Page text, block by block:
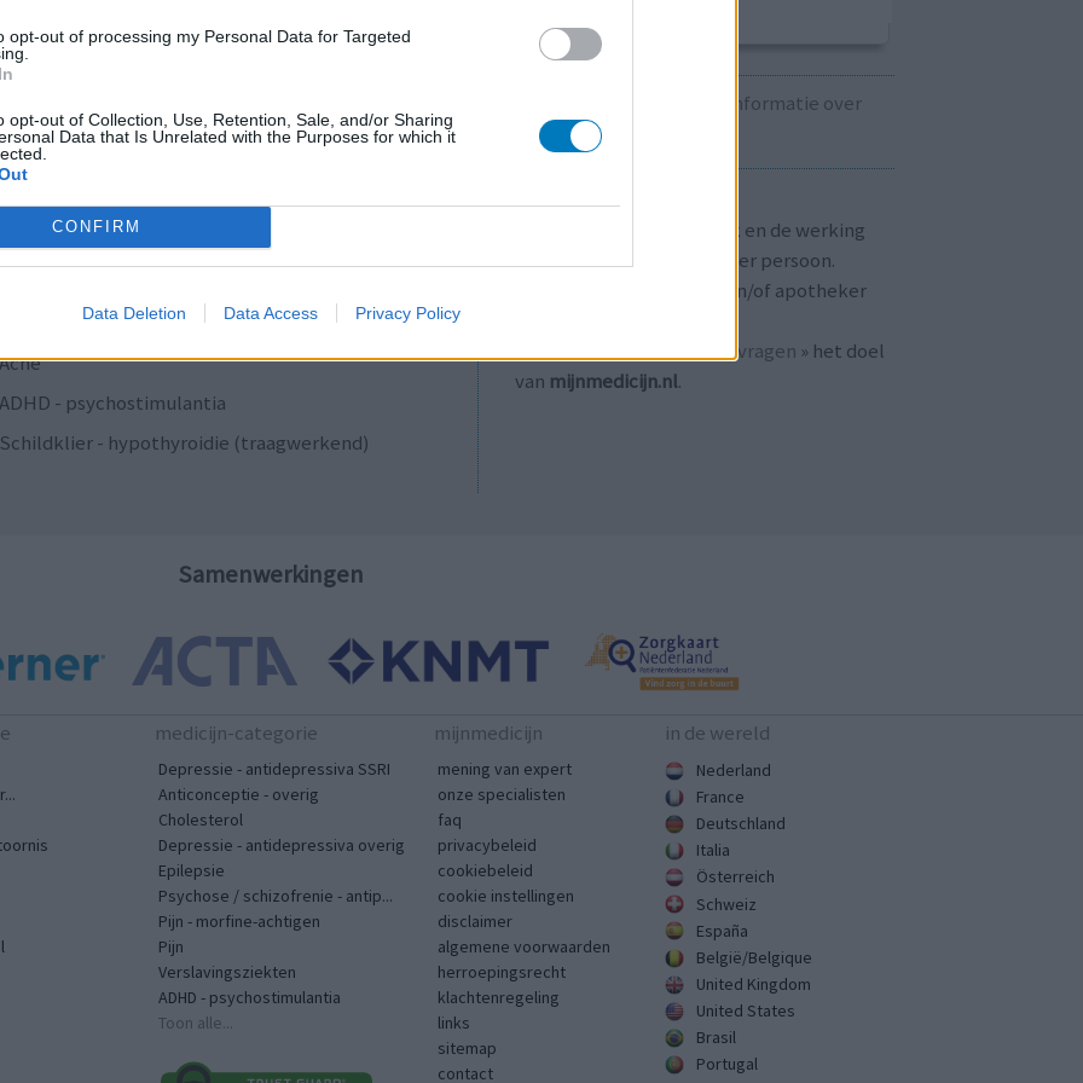
opt-out of processing my Personal Data for Targeted
opt-out of Collection, Use, Retention, Sale, and/or Sharing
Data that Is Unrelated with the Purposes for which it
CONFIRM
Data Deletion Data Access Privacy Policy
Antibiotica - penicillines breedspectrum
Verslavingsziekten
Diabetes (suikerziekte) - orale middelen
Anticonceptie - overig
Depressie - antidepressiva SSRI
ADHD - psychostimulantia
Antibiotica - penicillines breedspectrum
Acne
ADHD - psychostimulantia
Schildklier - hypothyroidie (traagwerkend)
Kijk hier voor informatie over
LET OP!
Ervaringen zijn persoonlijk en de werking
van medicijnen verschilt per persoon.
Raadpleeg altijd uw arts en/of apotheker
veelgestelde vragen » het doel
van mijnmedicijn.nl.
Samenwerkingen
medicijn-categorie
Depressie - antidepressiva SSRI
Anticonceptie - overig
Cholesterol
Depressie - antidepressiva overig
Epilepsie
Psychose / schizofrenie - antip...
Pijn - morfine-achtigen
Pijn
Verslavingsziekten
ADHD - psychostimulantia
Toon alle...
mijnmedicijn
mening van expert
onze specialisten
faq
privacybeleid
cookiebeleid
cookie instellingen
disclaimer
algemene voorwaarden
herroepingsrecht
klachtenregeling
links
sitemap
contact
in de wereld
Nederland
France
Deutschland
Italia
Österreich
Schweiz
España
België/Belgique
United Kingdom
United States
Brasil
Portugal